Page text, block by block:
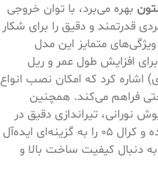
بهره می‌برد، با توان خروجی
قدرتمند و دقیق را برای شکار
متمایز این مدل
افزایش طول عمر و ریل
(۱۱ و ۲۲ میلی‌متری) اشاره کرد که امکان نصب انواع
فراهم می‌کند. همچنین
نورانی، تیراندازی دقیق در
شرایط نوری مختلف را تضمین کرده و کرال ۰۵ را به گزینه‌ای ایده‌آل
به دنبال کیفیت ساخت بالا و